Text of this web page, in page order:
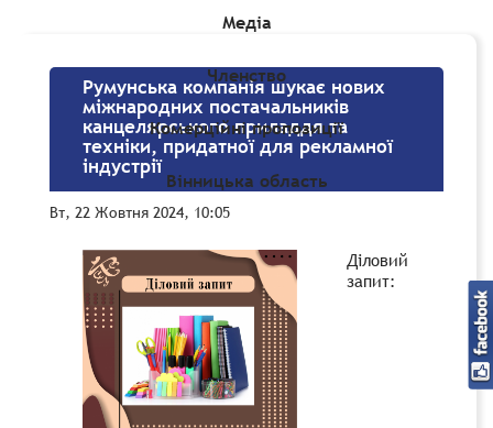
Медіа
Членство
Комерційні пропозиції
Вінницька область
Румунська компанія шукає нових
міжнародних постачальників
канцелярського приладдя та
техніки, придатної для рекламної
індустрії
Вт, 22 Жовтня 2024, 10:05
Діловий
запит: